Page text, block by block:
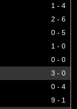
1 - 4
2 - 6
0 - 5
1 - 0
0 - 0
3 - 0
0 - 4
9 - 1